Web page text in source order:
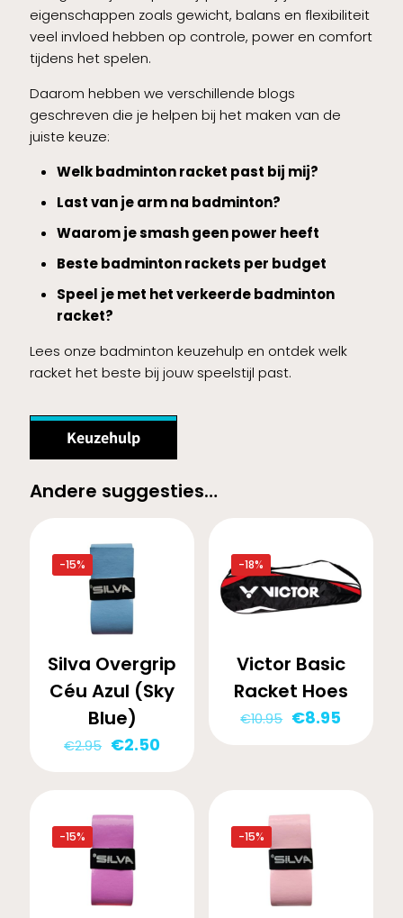
eigenschappen zoals gewicht, balans en flexibiliteit
veel invloed hebben op controle, power en comfort
tijdens het spelen.
Daarom hebben we verschillende blogs
geschreven die je helpen bij het maken van de
juiste keuze:
Welk badminton racket past bij mij?
Last van je arm na badminton?
Waarom je smash geen power heeft
Beste badminton rackets per budget
Speel je met het verkeerde badminton
racket?
Lees onze badminton keuzehulp en ontdek welk
racket het beste bij jouw speelstijl past.
Keuzehulp
Andere suggesties…
-15%
Silva Overgrip
Céu Azul (Sky
Blue)
€2.95 Oorspronkelijke
€2.50Huidige
-18%
Victor Basic
Racket Hoes
€10.95 €8.95Huidige
-15% -15%